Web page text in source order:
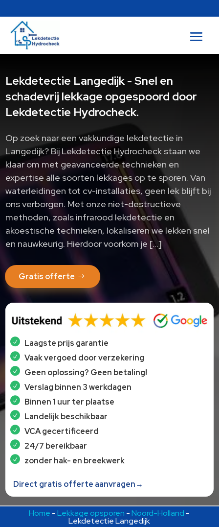
Lekdetectie Langedijk - Snel en
schadevrij lekkage opgespoord door
Lekdetectie Hydrocheck.
Op zoek naar een vakkundige lekdetectie in
Langedijk? Bij Lekdetectie Hydrocheck staan we
klaar om met geavanceerde technieken en
expertise alle soorten lekkages op te sporen. Van
waterleidingen tot cv-installaties, geen lek blijft bij
ons verborgen. Met onze niet-destructieve
methoden, zoals infrarood lekdetectie en
akoestische technieken, lokaliseren we lekken snel
en nauwkeurig. Hierdoor voorkom je […]
Gratis offerte
Laagste prijs garantie
Vaak vergoed door verzekering
Geen oplossing? Geen betaling!
Verslag binnen 3 werkdagen
Binnen 1 uur ter plaatse
Landelijk beschikbaar
VCA gecertificeerd
24/7 bereikbaar
zonder hak- en breekwerk
Direct gratis offerte aanvragen→
Home -Lekkage opsporen -Noord-Holland -
Lekdetectie Langedijk